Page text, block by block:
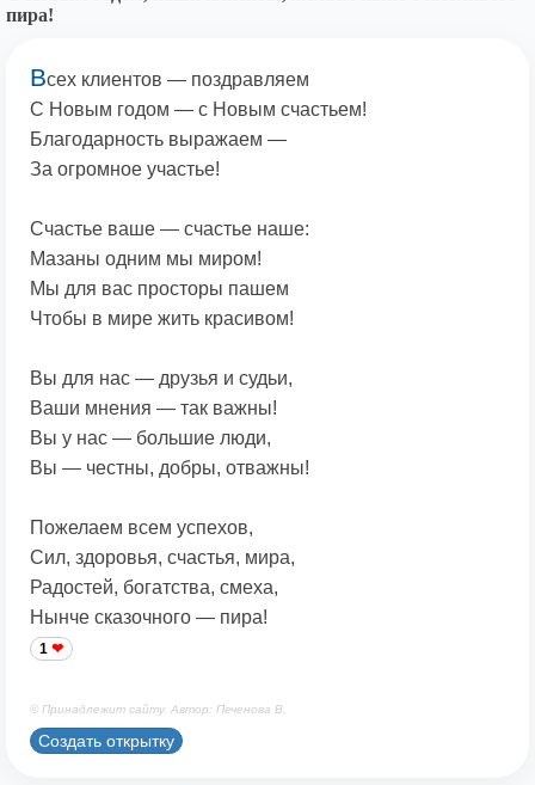
пира!
Всех клиентов — поздравляем
С Новым годом — с Новым счастьем!
Благодарность выражаем —
За огромное участье!
Счастье ваше — счастье наше:
Мазаны одним мы миром!
Мы для вас просторы пашем
Чтобы в мире жить красивом!
Вы для нас — друзья и судьи,
Ваши мнения — так важны!
Вы у нас — большие люди,
Вы — честны, добры, отважны!
Пожелаем всем успехов,
Сил, здоровья, счастья, мира,
Радостей, богатства, смеха,
Нынче сказочного — пира!
1
© Принадлежит сайту. Автор: Печенова В.
Создать открытку